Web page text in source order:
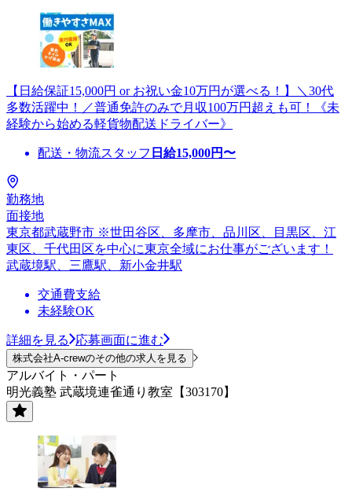
【日給保証15,000円 or お祝い金10万円が選べる！】＼30代
多数活躍中！／普通免許のみで月収100万円超えも可！《未
経験から始める軽貨物配送ドライバー》
配送・物流スタッフ 日給15,000円〜
勤務地
面接地
東京都武蔵野市 ※世田谷区、多摩市、品川区、目黒区、江
東区、千代田区を中心に東京全域にお仕事がございます！
武蔵境駅、三鷹駅、新小金井駅
交通費支給
未経験OK
詳細を見る 応募画面に進む
株式会社A-crewのその他の求人を見る
アルバイト・パート
明光義塾 武蔵境連雀通り教室【303170】